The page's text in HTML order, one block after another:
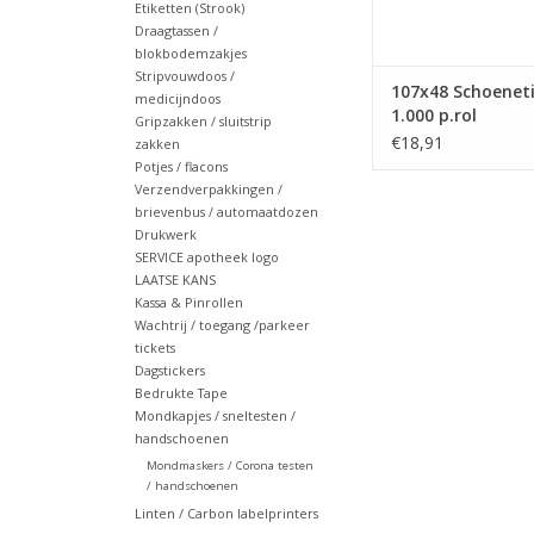
Etiketten (Strook)
Draagtassen /
blokbodemzakjes
Stripvouwdoos /
medicijndoos
Gripzakken / sluitstrip
zakken
Potjes / flacons
Verzendverpakkingen /
brievenbus / automaatdozen
Drukwerk
SERVICE apotheek logo
LAATSE KANS
Kassa & Pinrollen
Wachtrij / toegang /parkeer
tickets
Dagstickers
Bedrukte Tape
Mondkapjes / sneltesten /
handschoenen
Mondmaskers / Corona testen
/ handschoenen
Linten / Carbon labelprinters
107x48
1.000 p.rol
€18,91